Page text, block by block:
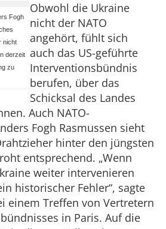
Fogh
nicht
derzeit
zu
Obwohl die Ukraine
nicht der NATO
angehört, fühlt sich
auch das US-geführte
Interventionsbündnis
berufen, über das
Schicksal des Landes
Auch NATO-
Fogh Rasmussen sieht
hinter den jüngsten
entsprechend. „Wenn
weiter intervenieren
historischer Fehler“, sagte
einem Treffen von Vertretern
in Paris. Auf die